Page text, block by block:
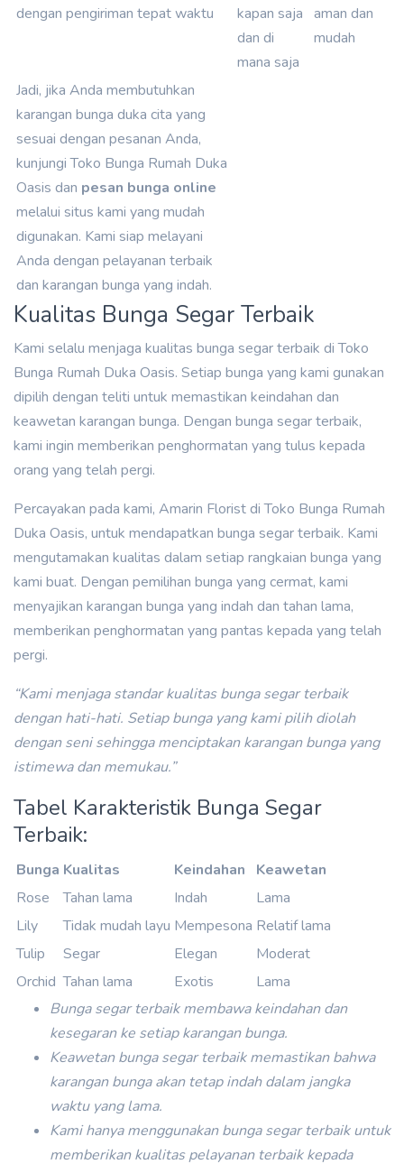
dengan pengiriman tepat waktu
kapan saja
dan di
mana saja
aman dan
mudah
Jadi, jika Anda membutuhkan
karangan bunga duka cita yang
sesuai dengan pesanan Anda,
kunjungi Toko Bunga Rumah Duka
Oasis dan pesan bunga online
melalui situs kami yang mudah
digunakan. Kami siap melayani
Anda dengan pelayanan terbaik
dan karangan bunga yang indah.
Kualitas Bunga Segar Terbaik
Kami selalu menjaga kualitas bunga segar terbaik di Toko
Bunga Rumah Duka Oasis. Setiap bunga yang kami gunakan
dipilih dengan teliti untuk memastikan keindahan dan
keawetan karangan bunga. Dengan bunga segar terbaik,
kami ingin memberikan penghormatan yang tulus kepada
orang yang telah pergi.
Percayakan pada kami, Amarin Florist di Toko Bunga Rumah
Duka Oasis, untuk mendapatkan bunga segar terbaik. Kami
mengutamakan kualitas dalam setiap rangkaian bunga yang
kami buat. Dengan pemilihan bunga yang cermat, kami
menyajikan karangan bunga yang indah dan tahan lama,
memberikan penghormatan yang pantas kepada yang telah
pergi.
“Kami menjaga standar kualitas bunga segar terbaik
dengan hati-hati. Setiap bunga yang kami pilih diolah
dengan seni sehingga menciptakan karangan bunga yang
istimewa dan memukau.”
Tabel Karakteristik Bunga Segar
Terbaik:
Bunga Kualitas Keindahan
Keawetan
Rose
Tahan lama Indah
Lama
Lily
Tidak mudah layu Mempesona Relatif lama
Tulip
Segar Elegan
Moderat
Orchid Tahan lama Exotis
Lama
Bunga segar terbaik membawa keindahan dan
kesegaran ke setiap karangan bunga.
Keawetan bunga segar terbaik memastikan bahwa
karangan bunga akan tetap indah dalam jangka
waktu yang lama.
Kami hanya menggunakan bunga segar terbaik untuk
memberikan kualitas pelayanan terbaik kepada